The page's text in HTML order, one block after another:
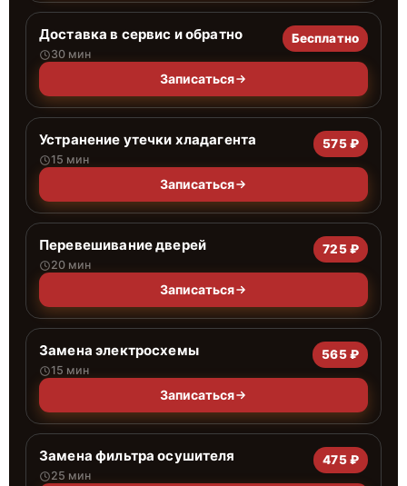
Доставка в сервис и обратно
30 мин
Бесплатно
Записаться
Устранение утечки хладагента
15 мин
575 ₽
Записаться
Перевешивание дверей
20 мин
725 ₽
Записаться
Замена электросхемы
15 мин
565 ₽
Записаться
Замена фильтра осушителя
25 мин
475 ₽